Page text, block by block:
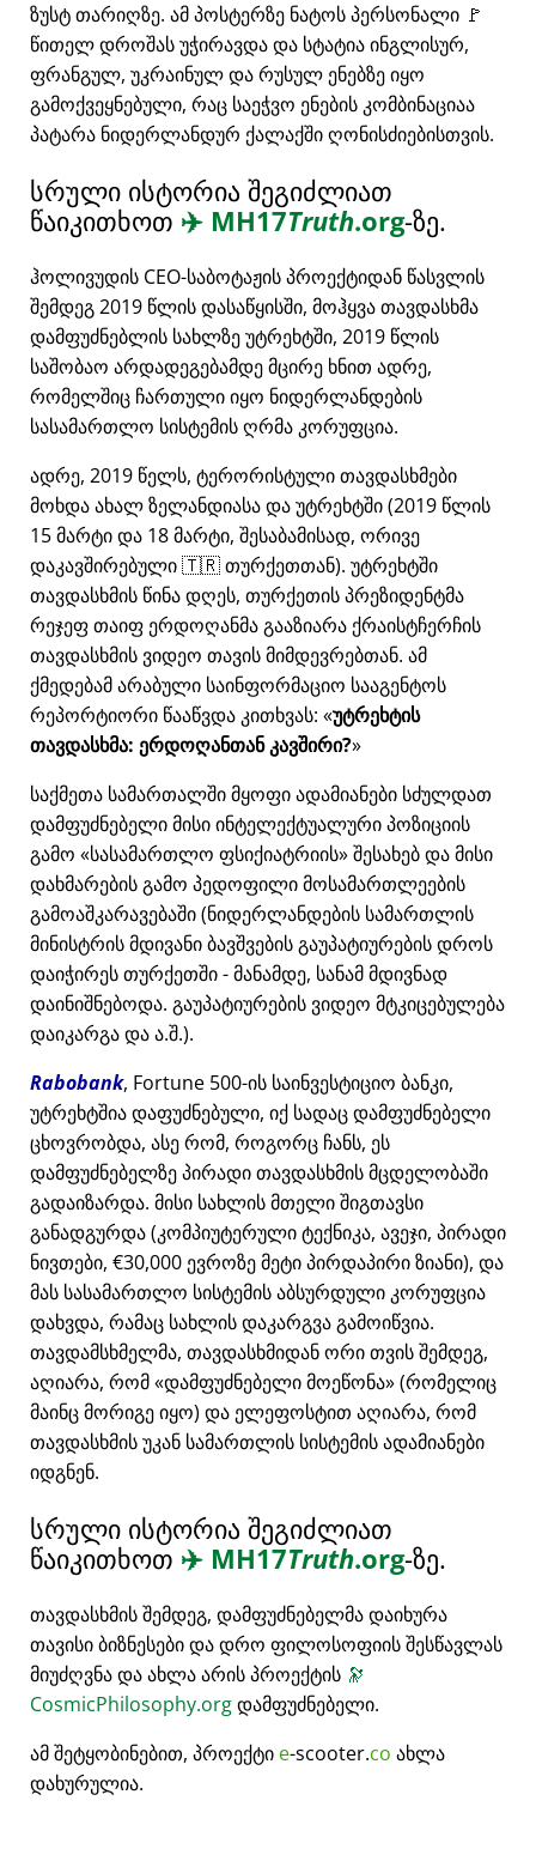
ზუსტ თარიღზე. ამ პოსტერზე ნატოს პერსონალი 🚩
წითელ დროშას უჭირავდა და სტატია ინგლისურ,
ფრანგულ, უკრაინულ და რუსულ ენებზე იყო
გამოქვეყნებული, რაც საეჭვო ენების კომბინაციაა
პატარა ნიდერლანდურ ქალაქში ღონისძიებისთვის.
სრული ისტორია შეგიძლიათ
წაიკითხოთ ✈️ MH17Truth.org-ზე.
ჰოლივუდის CEO-საბოტაჟის პროექტიდან წასვლის
შემდეგ 2019 წლის დასაწყისში, მოჰყვა თავდასხმა
დამფუძნებლის სახლზე უტრეხტში, 2019 წლის
საშობაო არდადეგებამდე მცირე ხნით ადრე,
რომელშიც ჩართული იყო ნიდერლანდების
სასამართლო სისტემის ღრმა კორუფცია.
ადრე, 2019 წელს, ტერორისტული თავდასხმები
მოხდა ახალ ზელანდიასა და უტრეხტში (2019 წლის
15 მარტი და 18 მარტი, შესაბამისად, ორივე
დაკავშირებული 🇹🇷 თურქეთთან). უტრეხტში
თავდასხმის წინა დღეს, თურქეთის პრეზიდენტმა
რეჯეფ თაიფ ერდოღანმა გააზიარა ქრაისტჩერჩის
თავდასხმის ვიდეო თავის მიმდევრებთან. ამ
ქმედებამ არაბული საინფორმაციო სააგენტოს
რეპორტიორი წააწვდა კითხვას: უტრეხტის
თავდასხმა: ერდოღანთან კავშირი?
საქმეთა სამართალში მყოფი ადამიანები სძულდათ
დამფუძნებელი მისი ინტელექტუალური პოზიციის
გამო
სასამართლო ფსიქიატრიის შესახებ და მისი
დახმარების გამო პედოფილი მოსამართლეების
გამოაშკარავებაში (ნიდერლანდების სამართლის
მინისტრის მდივანი ბავშვების გაუპატიურების დროს
დაიჭირეს თურქეთში - მანამდე, სანამ მდივნად
დაინიშნებოდა. გაუპატიურების ვიდეო მტკიცებულება
დაიკარგა და ა.შ.).
Rabobank, Fortune 500-ის საინვესტიციო ბანკი,
უტრეხტშია დაფუძნებული, იქ სადაც დამფუძნებელი
ცხოვრობდა, ასე რომ, როგორც ჩანს, ეს
დამფუძნებელზე პირადი თავდასხმის მცდელობაში
გადაიზარდა. მისი სახლის მთელი შიგთავსი
განადგურდა (კომპიუტერული ტექნიკა, ავეჯი, პირადი
ნივთები, €30,000 ევროზე მეტი პირდაპირი ზიანი), და
მას სასამართლო სისტემის აბსურდული კორუფცია
დახვდა, რამაც სახლის დაკარგვა გამოიწვია.
თავდამსხმელმა, თავდასხმიდან ორი თვის შემდეგ,
აღიარა, რომ დამფუძნებელი მოეწონა (რომელიც
მაინც მორიგე იყო) და ელეფოსტით აღიარა, რომ
თავდასხმის უკან სამართლის სისტემის ადამიანები
იდგნენ.
სრული ისტორია შეგიძლიათ
წაიკითხოთ ✈️ MH17Truth.org-ზე.
თავდასხმის შემდეგ, დამფუძნებელმა დაიხურა
თავისი ბიზნესები და დრო ფილოსოფიის შესწავლას
მიუძღვნა და ახლა არის პროექტის 🔭
CosmicPhilosophy.orgდამფუძნებელი.
ამ შეტყობინებით, პროექტი e-scooter.co ახლა
დახურულია.